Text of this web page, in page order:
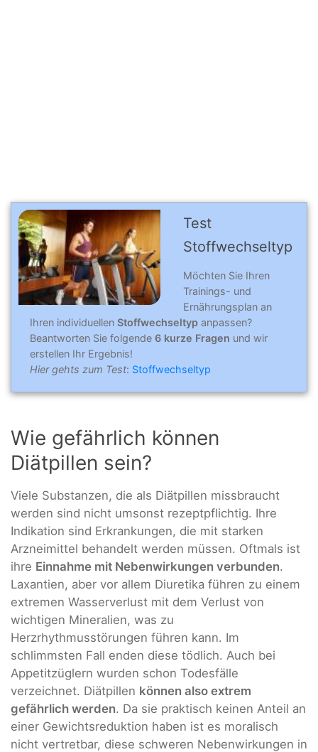
Test
Stoffwechseltyp
Möchten Sie Ihren
Trainings- und
Ernährungsplan an
Ihren individuellen Stoffwechseltyp anpassen?
Beantworten Sie folgende 6 kurze Fragen und wir
erstellen Ihr Ergebnis!
Hier gehts zum Test: Stoffwechseltyp
Wie gefährlich können
Diätpillen sein?
Viele Substanzen, die als Diätpillen missbraucht
werden sind nicht umsonst rezeptpflichtig. Ihre
Indikation sind Erkrankungen, die mit starken
Arzneimittel behandelt werden müssen. Oftmals ist
ihre Einnahme mit Nebenwirkungen verbunden.
Laxantien, aber vor allem Diuretika führen zu einem
extremen Wasserverlust mit dem Verlust von
wichtigen Mineralien, was zu
Herzrhythmusstörungen führen kann. Im
schlimmsten Fall enden diese tödlich. Auch bei
Appetitzüglern wurden schon Todesfälle
verzeichnet. Diätpillen können also extrem
gefährlich werden. Da sie praktisch keinen Anteil an
einer Gewichtsreduktion haben ist es moralisch
nicht vertretbar, diese schweren Nebenwirkungen in